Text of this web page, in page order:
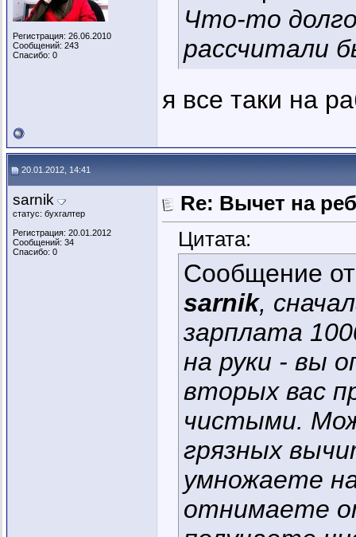
Регистрация: 26.06.2010
Сообщений: 243
Спасибо: 0
Что-то
рассчитали
я все таки на
20.01.2012, 14:41
sarnik
статус: бухгалтер
Регистрация: 20.01.2012
Сообщений: 34
Спасибо: 0
Re: Вычет на
Цитата:
Сообщение
sarnik,
зарплата
на руки - вы
вторых вас
чистыми.
грязных
умножаете
отнимаете